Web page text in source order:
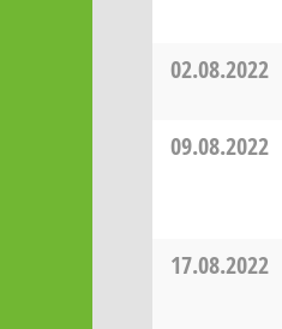
02.08.2022
09.08.2022
17.08.2022